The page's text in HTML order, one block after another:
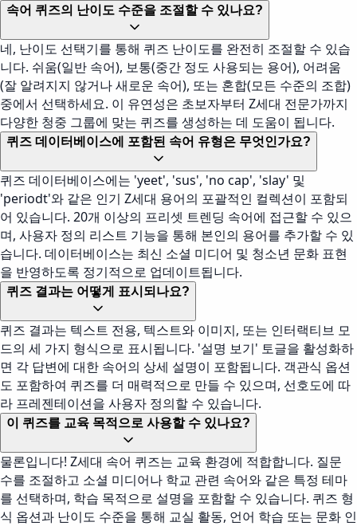
속어 퀴즈의 난이도 수준을 조절할 수 있나요?
네, 난이도 선택기를 통해 퀴즈 난이도를 완전히 조절할 수 있습
니다. 쉬움(일반 속어), 보통(중간 정도 사용되는 용어), 어려움
(잘 알려지지 않거나 새로운 속어), 또는 혼합(모든 수준의 조합)
중에서 선택하세요. 이 유연성은 초보자부터 Z세대 전문가까지
다양한 청중 그룹에 맞는 퀴즈를 생성하는 데 도움이 됩니다.
퀴즈 데이터베이스에 포함된 속어 유형은 무엇인가요?
퀴즈 데이터베이스에는 'yeet', 'sus', 'no cap', 'slay' 및
'periodt'와 같은 인기 Z세대 용어의 포괄적인 컬렉션이 포함되
어 있습니다. 20개 이상의 프리셋 트렌딩 속어에 접근할 수 있으
며, 사용자 정의 리스트 기능을 통해 본인의 용어를 추가할 수 있
습니다. 데이터베이스는 최신 소셜 미디어 및 청소년 문화 표현
을 반영하도록 정기적으로 업데이트됩니다.
퀴즈 결과는 어떻게 표시되나요?
퀴즈 결과는 텍스트 전용, 텍스트와 이미지, 또는 인터랙티브 모
드의 세 가지 형식으로 표시됩니다. '설명 보기' 토글을 활성화하
면 각 답변에 대한 속어의 상세 설명이 포함됩니다. 객관식 옵션
도 포함하여 퀴즈를 더 매력적으로 만들 수 있으며, 선호도에 따
라 프레젠테이션을 사용자 정의할 수 있습니다.
이 퀴즈를 교육 목적으로 사용할 수 있나요?
물론입니다! Z세대 속어 퀴즈는 교육 환경에 적합합니다. 질문
수를 조절하고 소셜 미디어나 학교 관련 속어와 같은 특정 테마
를 선택하며, 학습 목적으로 설명을 포함할 수 있습니다. 퀴즈 형
식 옵션과 난이도 수준을 통해 교실 활동, 언어 학습 또는 문화 인